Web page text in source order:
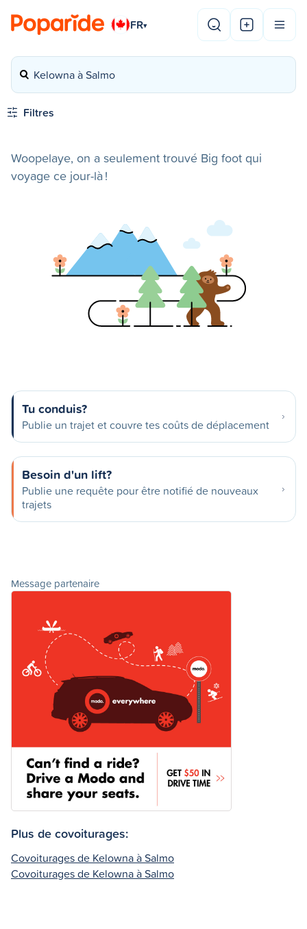
FR▾
Kelowna à Salmo
Filtres
Woopelaye, on a seulement trouvé Big foot qui
voyage ce jour-là !
Tu conduis?
Publie un trajet et couvre tes coûts de déplacement
Besoin d'un lift?
Publie une requête pour être notifié de nouveaux
trajets
Message partenaire
Plus de covoiturages:
Covoiturages de Kelowna à Salmo
Covoiturages de Kelowna à Salmo